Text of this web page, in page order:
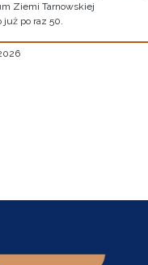
Ziemi Tarnowskiej
już po raz 50.